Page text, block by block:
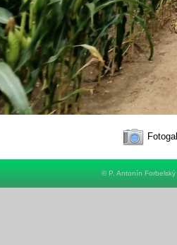
© P. Antonín